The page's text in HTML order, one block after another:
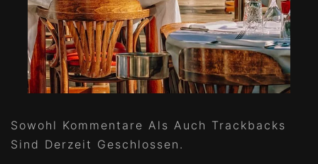
Sowohl Kommentare Als Auch Trackbacks
Sind Derzeit Geschlossen.